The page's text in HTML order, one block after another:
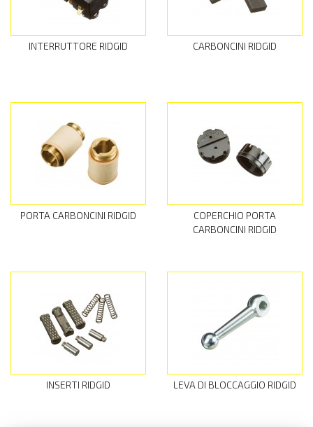
INTERRUTTORE RIDGID CARBONCINI RIDGID
PORTA CARBONCINI RIDGID
COPERCHIO PORTA
CARBONCINI RIDGID
INSERTI RIDGID LEVA DI BLOCCAGGIO RIDGID